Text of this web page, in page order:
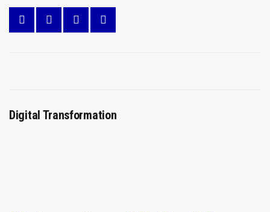
Digital Transformation